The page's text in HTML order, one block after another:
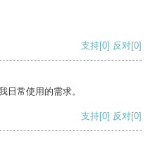
支持[0] 反对[0]
日常使用的需求。
支持[0] 反对[0]